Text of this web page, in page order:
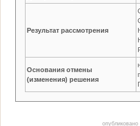
Результат рассмотрения
Основания отмены
(изменения) решения